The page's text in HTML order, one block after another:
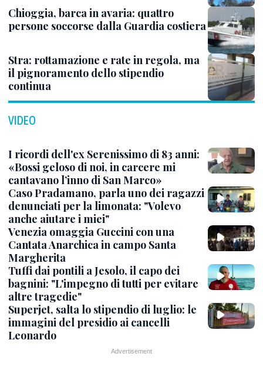
Chioggia, barca in avaria: quattro
persone soccorse dalla Guardia costiera
Stra: rottamazione e rate in regola, ma
il pignoramento dello stipendio
continua
VIDEO
I ricordi dell'ex Serenissimo di 83 anni:
«Bossi geloso di noi, in carcere mi
cantavano l’inno di San Marco»
Caso Pradamano, parla uno dei ragazzi
denunciati per la limonata: "Volevo
anche aiutare i miei"
Venezia omaggia Guccini con una
Cantata Anarchica in campo Santa
Margherita
Tuffi dai pontili a Jesolo, il capo dei
bagnini: "L'impegno di tutti per evitare
altre tragedie"
Superjet, salta lo stipendio di luglio: le
immagini del presidio ai cancelli
Leonardo